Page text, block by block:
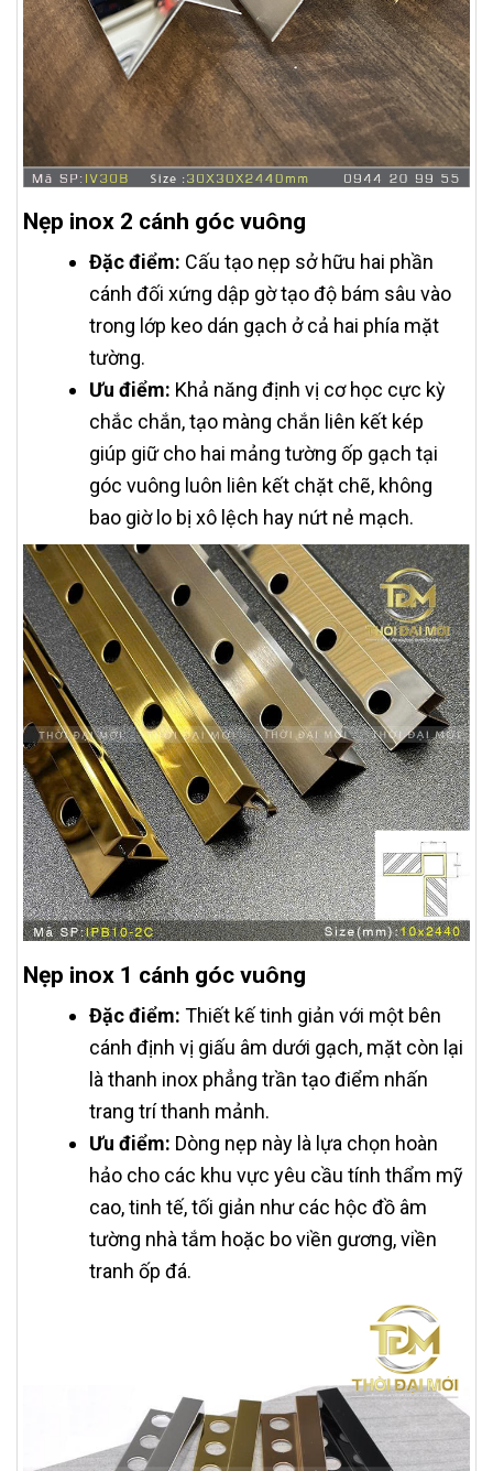
Nẹp inox 2 cánh góc vuông
Đặc điểm: Cấu tạo nẹp sở hữu hai phần
cánh đối xứng dập gờ tạo độ bám sâu vào
trong lớp keo dán gạch ở cả hai phía mặt
tường.
Ưu điểm: Khả năng định vị cơ học cực kỳ
chắc chắn, tạo màng chắn liên kết kép
giúp giữ cho hai mảng tường ốp gạch tại
góc vuông luôn liên kết chặt chẽ, không
bao giờ lo bị xô lệch hay nứt nẻ mạch.
Nẹp inox 1 cánh góc vuông
Đặc điểm: Thiết kế tinh giản với một bên
cánh định vị giấu âm dưới gạch, mặt còn lại
là thanh inox phẳng trần tạo điểm nhấn
trang trí thanh mảnh.
Ưu điểm: Dòng nẹp này là lựa chọn hoàn
hảo cho các khu vực yêu cầu tính thẩm mỹ
cao, tinh tế, tối giản như các hộc đồ âm
tường nhà tắm hoặc bo viền gương, viền
tranh ốp đá.